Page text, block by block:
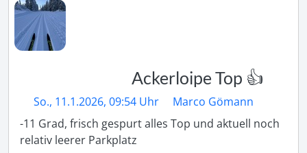
Ackerloipe Top 👍
So., 11.1.2026, 09:54 Uhr
Marco Gömann
-11 Grad, frisch gespurt alles Top und aktuell noch
relativ leerer Parkplatz